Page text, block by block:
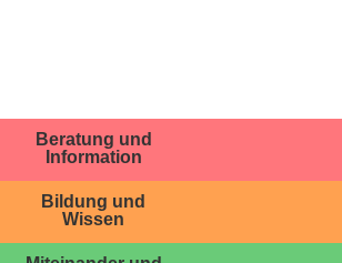
Beratung und
Information
Bildung und
Wissen